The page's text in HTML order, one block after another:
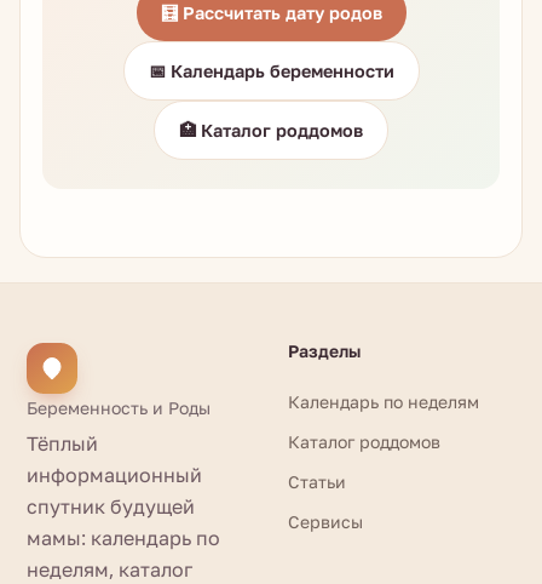
🧮 Рассчитать дату родов
📅 Календарь беременности
🏥 Каталог роддомов
Беременность и Роды
Тёплый
информационный
спутник будущей
мамы: календарь по
неделям, каталог
Разделы
Календарь по неделям
Каталог роддомов
Статьи
Сервисы